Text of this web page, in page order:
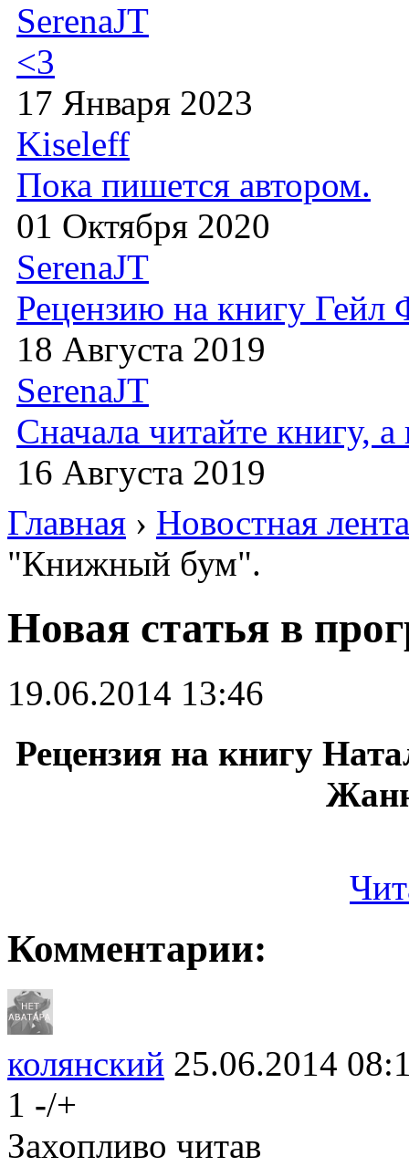
SerenaJT
<3
17 Января 2023
Kiseleff
Пока пишется автором.
01 Октября 2020
SerenaJT
Рецензию на книгу
18 Августа 2019
SerenaJT
Сначала читайте книгу,
16 Августа 2019
Главная › Новостная лента
"Книжный бум".
Новая статья в
19.06.2014 13:46
Рецензия на книгу
Комментарии:
колянский 25.06.2014
1 -/+
Захопливо читав